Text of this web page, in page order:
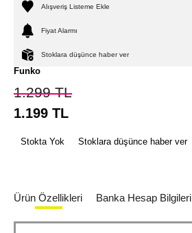
Alışveriş Listeme Ekle
Fiyat Alarmı
Stoklara düşünce haber ver
Funko
1.299TL
1.199 TL
Stokta Yok Stoklara düşünce haber ver
Ürün Özellikleri Banka Hesap Bilgileri